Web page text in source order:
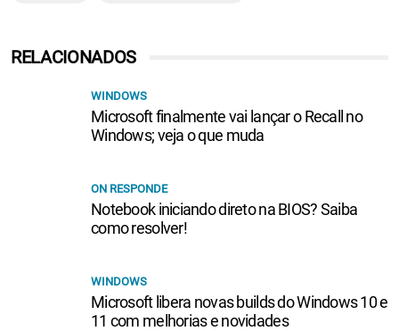
RELACIONADOS
WINDOWS
Microsoft finalmente vai lançar o Recall no
Windows; veja o que muda
ON RESPONDE
Notebook iniciando direto na BIOS? Saiba
como resolver!
WINDOWS
Microsoft libera novas builds do Windows 10 e
11 com melhorias e novidades